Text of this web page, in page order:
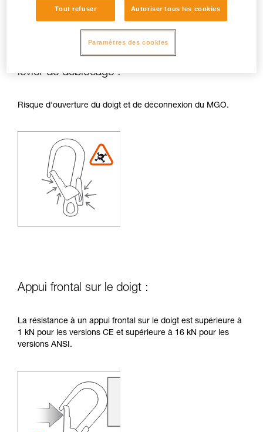
Risques de frottements sur le doigt et le
levier de déblocage :
Risque d'ouverture du doigt et de déconnexion du MGO.
Appui frontal sur le doigt :
La résistance à un appui frontal sur le doigt est supérieure à
1 kN pour les versions CE et supérieure à 16 kN pour les
versions ANSI.
Tout refuser Autoriser tous les cookies
Paramètres des cookies